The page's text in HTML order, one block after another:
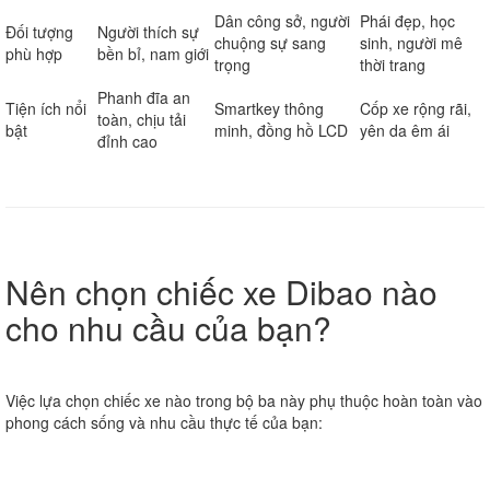
Đối tượng
phù hợp
Người thích sự
bền bỉ, nam giới
Dân công sở, người
chuộng sự sang
trọng
Phái đẹp, học
sinh, người mê
thời trang
Tiện ích nổi
bật
Phanh đĩa an
toàn, chịu tải
đỉnh cao
Smartkey thông
minh, đồng hồ LCD
Cốp xe rộng rãi,
yên da êm ái
Nên chọn chiếc xe Dibao nào
cho nhu cầu của bạn?
Việc lựa chọn chiếc xe nào trong bộ ba này phụ thuộc hoàn toàn vào
phong cách sống và nhu cầu thực tế của bạn: